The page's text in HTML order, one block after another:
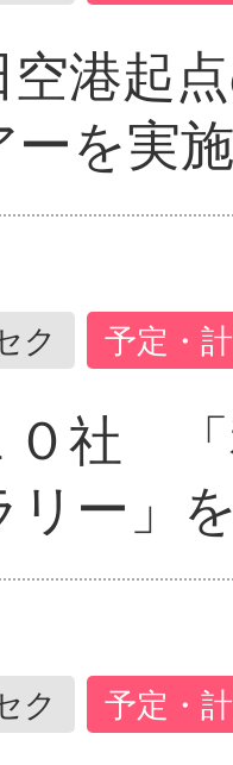
港起
ーを実施
ク 予定・
０社
リー」
ク 予定・